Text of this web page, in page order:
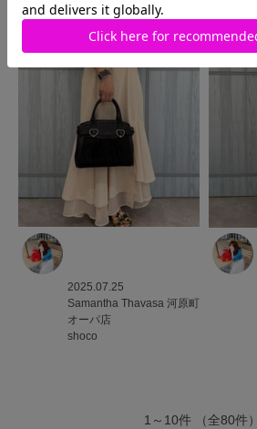
2025.07.25
Samantha Thavasa 河原町
オーパ店
shoco
1 ～ 10件 （全80件）